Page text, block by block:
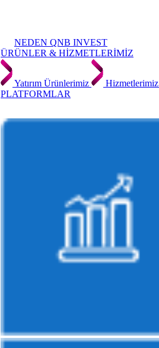
NEDEN QNB INVEST
ÜRÜNLER & HİZMETLERİMİZ
Yatırım Ürünlerimiz Hizmetlerimiz
PLATFORMLAR